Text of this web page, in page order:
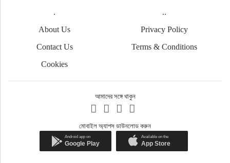
.
..
About Us
Privacy Policy
Contact Us
Terms & Conditions
Cookies
আমাদের সঙ্গে থাকুন
মোবাইল অ্যাপস ডাউনলোড করুন